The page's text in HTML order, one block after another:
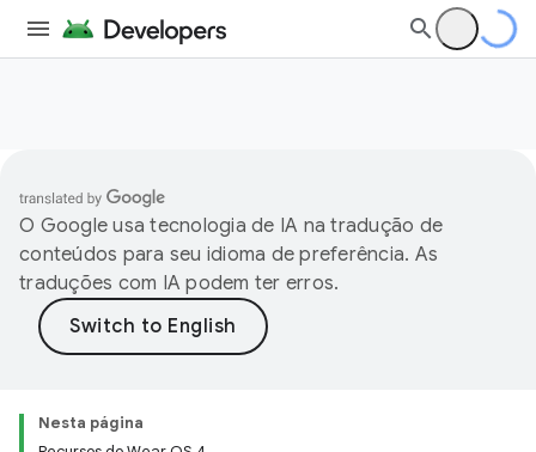
O Google usa tecnologia de IA na tradução de
conteúdos para seu idioma de preferência. As
traduções com IA podem ter erros.
Nesta página